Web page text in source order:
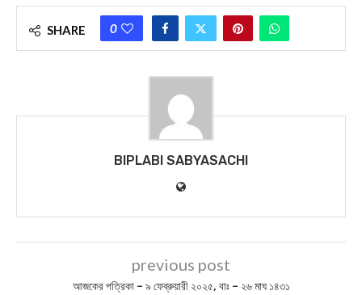
SHARE 0
BIPLABI SABYASACHI
previous post
আজকের পত্রিকা – ৯ ফেব্রুয়ারী ২০২৫, বাঃ – ২৬ মাঘ ১৪৩১